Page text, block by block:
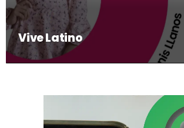
Vive Latino